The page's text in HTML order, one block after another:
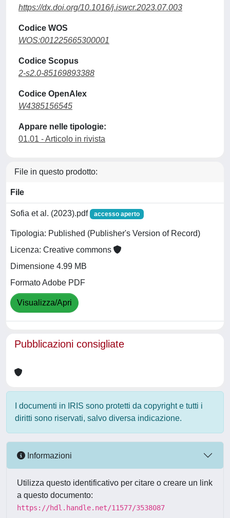
https://dx.doi.org/10.1016/j.iswcr.2023.07.003
Codice WOS
WOS:001225665300001
Codice Scopus
2-s2.0-85169893388
Codice OpenAlex
W4385156545
Appare nelle tipologie:
01.01 - Articolo in rivista
File in questo prodotto:
File
Sofia et al. (2023).pdf accesso aperto
Tipologia: Published (Publisher's Version of Record)
Licenza: Creative commons
Dimensione 4.99 MB
Formato Adobe PDF
Visualizza/Apri
Pubblicazioni consigliate
I documenti in IRIS sono protetti da copyright e tutti i
diritti sono riservati, salvo diversa indicazione.
Informazioni
Utilizza questo identificativo per citare o creare un link
a questo documento:
https://hdl.handle.net/11577/3538087